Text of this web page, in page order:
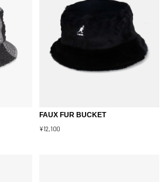
FAUX FUR BUCKET
¥12,100